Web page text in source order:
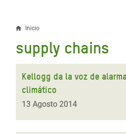
Sobrescribir
enlaces
de
ayuda
la
Inicio
supply chains
Kellogg da la voz de
climático
13 Agosto 2014